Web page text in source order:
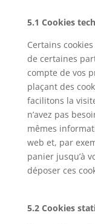
5.1 Cookies
Certains
de certaines
compte de vos
plaçant des
facilitons la
n’avez pas
mêmes
web et, par
panier jusqu’à
déposer ces
5.2 Cookies